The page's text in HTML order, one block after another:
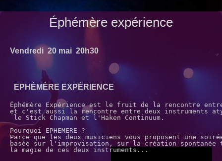
Éphémère expérience
Vendredi 20 mai 20h30
EPHÉMÈRE EXPÉRIENCE
Éphémère Expérience est le fruit de la rencontre entre
et c'est aussi la rencontre entre deux instruments
le Stick Chapman et l'Haken Continuum.
Pourquoi EPHEMERE ?
Parce que les deux musiciens vous proposent une
basée sur l'improvisation, sur la création spontanée
la magie de ces deux instruments...